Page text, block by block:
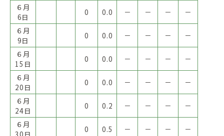
６月
6日
0 0.0 － － －
－
６月
9日
0 0.0 － － －
－
６月
15日
0 0.0 － － －
－
６月
20日
0 0.0 － － －
－
６月
24日
0 0.2 － － －
－
６月
30日
0 0.5 － － －
－